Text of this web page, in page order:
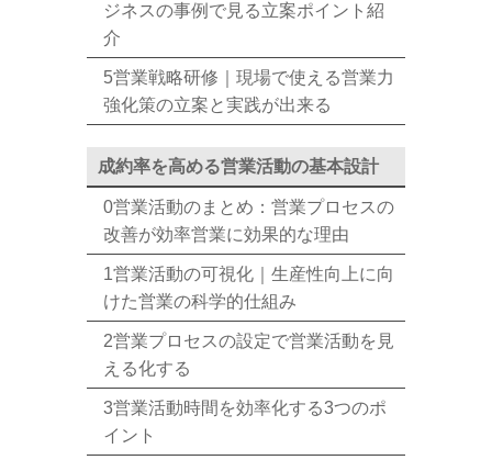
ジネスの事例で見る立案ポイント紹
介
5営業戦略研修｜現場で使える営業力
強化策の立案と実践が出来る
成約率を高める営業活動の基本設計
0営業活動のまとめ：営業プロセスの
改善が効率営業に効果的な理由
1営業活動の可視化｜生産性向上に向
けた営業の科学的仕組み
2営業プロセスの設定で営業活動を見
える化する
3営業活動時間を効率化する3つのポ
イント